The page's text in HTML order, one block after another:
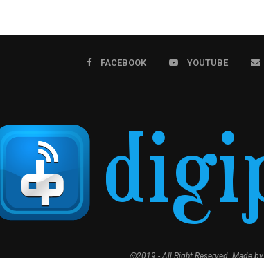
FACEBOOK YOUTUBE
@2019 - All Right Reserved. Made by